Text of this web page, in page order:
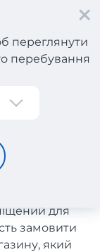
переглянути
перебування
з
для
замовити
який